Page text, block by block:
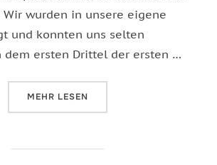
wurden in unsere eigene
und konnten uns selten
dem ersten Drittel der ersten …
MEHR ÜBER „ZWEI
LESEN